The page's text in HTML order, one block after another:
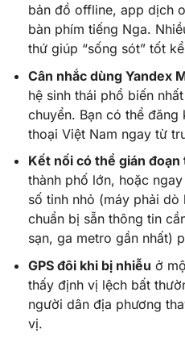
bản đồ offline, app dịch
bàn phím tiếng Nga.
thứ giúp “sống sót” tốt
Cân nhắc dùng Yandex
hệ sinh thái phổ biến
chuyển. Bạn có thể
thoại Việt Nam ngay từ
Kết nối có thể gián đoạn
thành phố lớn, hoặc
số tỉnh nhỏ (máy phải
chuẩn bị sẵn thông tin
sạn, ga metro gần nhất)
GPS đôi khi bị nhiễu ở
thấy định vị lệch bất
người dân địa phương
vị.